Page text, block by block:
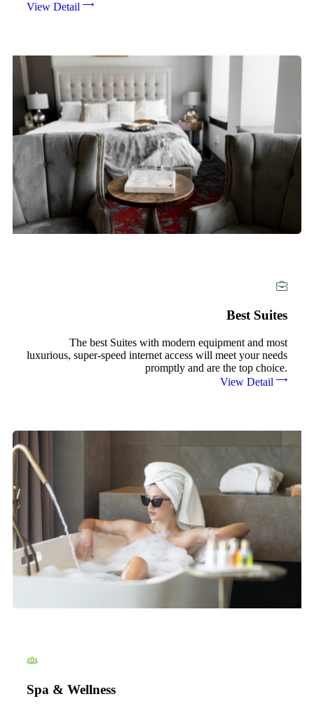
View Detail
Best Suites
The best Suites with modern equipment and most
luxurious, super-speed internet access will meet your needs
promptly and are the top choice.
View Detail
Spa & Wellness